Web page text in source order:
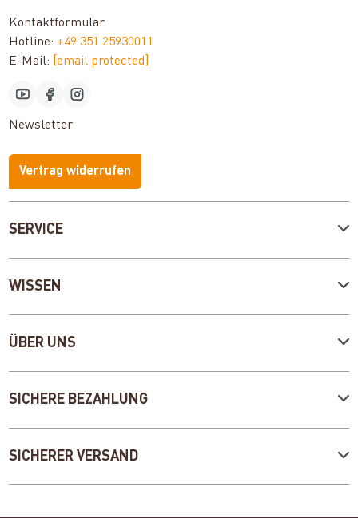
SERVICE
WISSEN
ÜBER UNS
Kontaktformular
Hotline: +49 351 25930011
E-Mail: [email protected]
Newsletter
Vertrag widerrufen
SICHERE BEZAHLUNG
SICHERER VERSAND